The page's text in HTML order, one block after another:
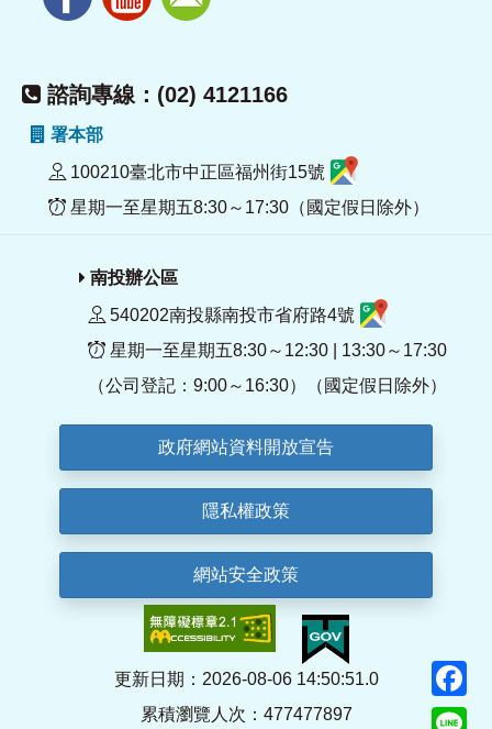
諮詢專線：(02) 4121166
署本部
100210臺北市中正區福州街15號
星期一至星期五8:30～17:30（國定假日除外）
南投辦公區
540202南投縣南投市省府路4號
星期一至星期五8:30～12:30 | 13:30～17:30
（公司登記：9:00～16:30）（國定假日除外）
政府網站資料開放宣告
隱私權政策
網站安全政策
更新日期：2026-08-06 14:50:51.0
累積瀏覽人次：477477897